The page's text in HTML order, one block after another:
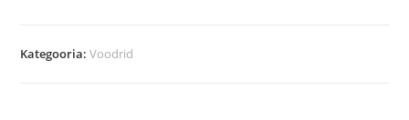
Kategooria:Voodrid